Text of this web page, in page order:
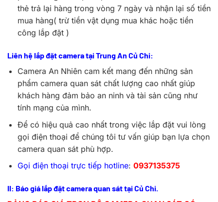
thẻ trả lại hàng trong vòng 7 ngày và nhận lại số tiền
mua hàng( trừ tiền vật dụng mua khác hoặc tiền
công lắp đặt )
Liên hệ lắp đặt camera tại Trung An Củ Chi:
Camera An Nhiên cam kết mang đến những sản
phẩm camera quan sát chất lượng cao nhất giúp
khách hàng đảm bảo an ninh và tài sản cũng như
tính mạng của mình.
Để có hiệu quả cao nhất trong việc lắp đặt vui lòng
gọi điện thoại để chúng tôi tư vấn giúp bạn lựa chọn
camera quan sát phù hợp.
Gọi điện thoại trực tiếp hotline: 0937135375
II: Báo giá lắp đặt camera quan sát tại Củ Chi.